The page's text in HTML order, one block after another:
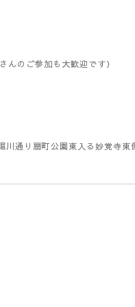
んのご参加も大歓迎です）
通り扇町公園東入る妙覚寺東